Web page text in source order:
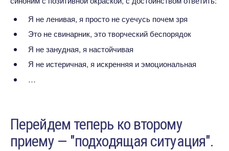
Я не ленивая, я просто не суечусь почем зря
Это не свинарник, это творческий беспорядок
Я не занудная, я настойчивая
Я не истеричная, я искренняя и эмоциональная
…
Перейдем теперь ко второму
приему — "подходящая ситуация".